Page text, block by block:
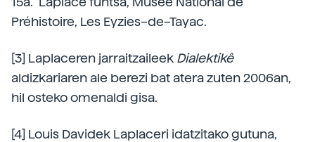
Préhistoire, Les Eyzies–de–Tayac.
[3] Laplaceren jarraitzaileek Dialektikê
aldizkariaren ale berezi bat atera zuten 2006an,
hil osteko omenaldi gisa.
[4] Louis Davidek Laplaceri idatzitako gutuna,